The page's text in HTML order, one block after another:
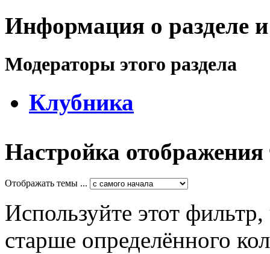
Информация о разделе
Модераторы этого раздела
Клубника
Настройка отображения
Отображать темы ...
Используйте этот
старше определённого